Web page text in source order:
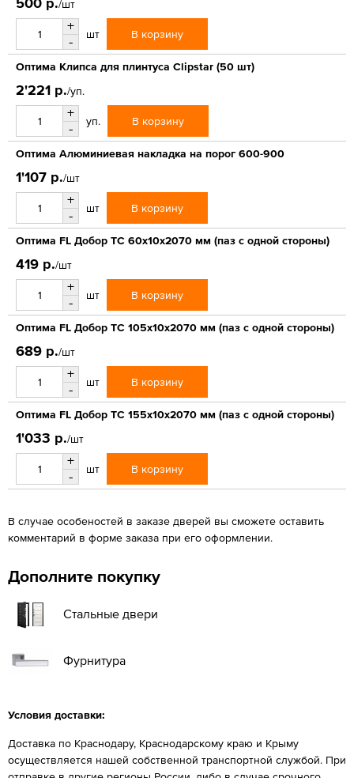
/шт
+
-
шт В корзину
Оптима Клипса для плинтуса Clipstar (50 шт)
2'221 р./уп.
+
-
уп. В корзину
Оптима Алюминиевая накладка на порог 600-900
1'107 р./шт
+
-
шт В корзину
Оптима FL Добор ТС 60х10х2070 мм (паз с одной стороны)
419 р./шт
+
-
шт В корзину
Оптима FL Добор ТС 105х10х2070 мм (паз с одной стороны)
689 р./шт
+
-
шт В корзину
Оптима FL Добор ТС 155х10х2070 мм (паз с одной стороны)
1'033 р./шт
+
-
шт В корзину
В случае особеностей в заказе дверей вы сможете оставить
комментарий в форме заказа при его оформлении.
Дополните покупку
Стальные двери
Фурнитура
Условия доставки:
Доставка по Краснодару, Краснодарскому краю и Крыму
осуществляется нашей собственной транспортной службой. При